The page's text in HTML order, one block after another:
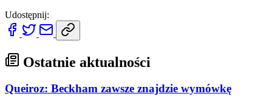
Udostępnij:
Ostatnie aktualności
Queiroz: Beckham zawsze znajdzie wymówkę